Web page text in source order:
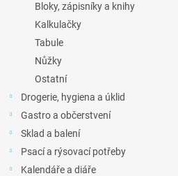
Bloky, zápisníky a knihy
Kalkulačky
Tabule
Nůžky
Ostatní
Drogerie, hygiena a úklid
Gastro a občerstvení
Sklad a balení
Psací a rýsovací potřeby
Kalendáře a diáře